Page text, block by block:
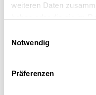
weiteren Daten
Notwendig
Präferenzen